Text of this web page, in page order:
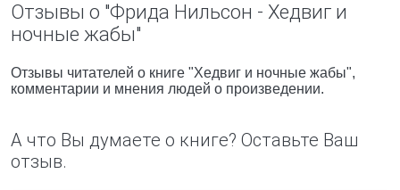
Отзывы о "Фрида Нильсон - Хедвиг и
ночные жабы"
Отзывы читателей о книге "Хедвиг и ночные жабы",
комментарии и мнения людей о произведении.
А что Вы думаете о книге? Оставьте Ваш
отзыв.